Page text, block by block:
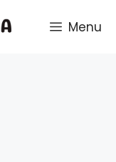
Menu